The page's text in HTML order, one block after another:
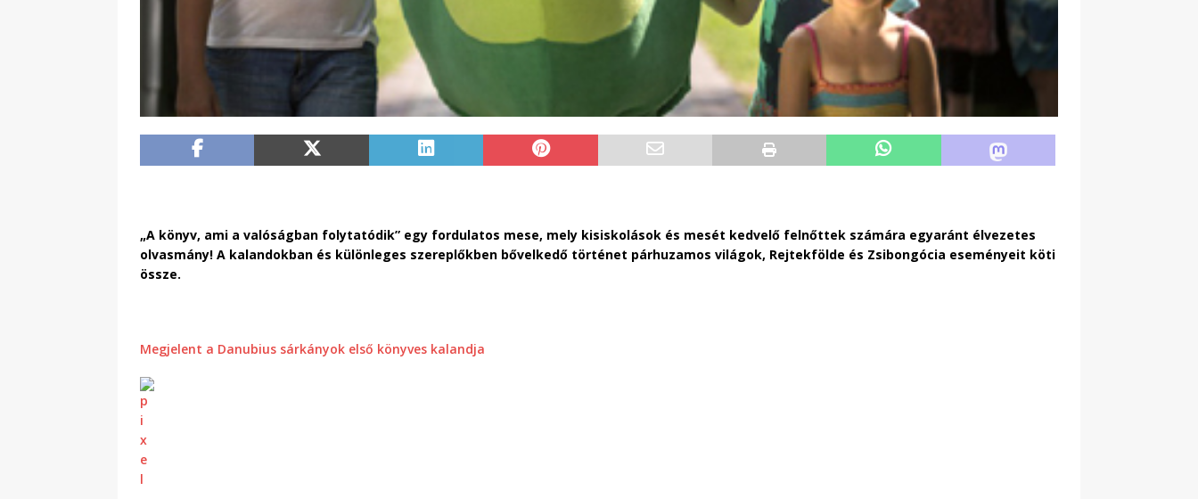
„A könyv, ami a valóságban folytatódik” egy fordulatos mese, mely kisiskolások és mesét kedvelő felnőttek számára egyaránt élvezetes
olvasmány! A kalandokban és különleges szereplőkben bővelkedő történet párhuzamos világok, Rejtekfölde és Zsibongócia eseményeit köti
össze.
Megjelent a Danubius sárkányok első könyves kalandja